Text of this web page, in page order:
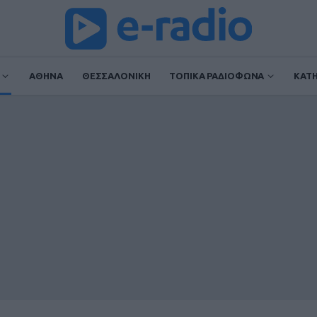
ΑΘΗΝΑ ΘΕΣΣΑΛΟΝΙΚΗ ΤΟΠΙΚΑ ΡΑΔΙΟΦΩΝΑ